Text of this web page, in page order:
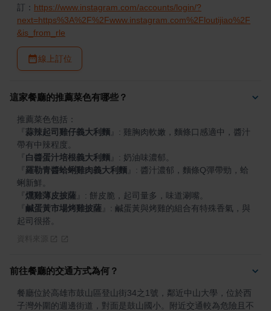
訂： https://www.instagram.com/accounts/login/?
next=https%3A%2F%2Fwww.instagram.com%2Floutijiao%2F
&is_from_rle
線上訂位
這家餐廳的推薦菜色有哪些？
蒜辣起司雞仔義大利麵
: 雞胸肉軟嫩，麵條口感適中，醬汁
白醬蛋汁培根義大利麵
羅勒青醬蛤蜊雞肉義大利麵
: 醬汁濃郁，麵條Q彈帶勁，蛤
燻雞薄皮披薩
鹹蛋黃市場烤雞披薩
: 鹹蛋黃與烤雞的組合有特殊香氣，與
起司很搭。
前往餐廳的交通方式為何？
餐廳位於高雄市鼓山區登山街34之1號，鄰近中山大學，位於西
子灣外圍的週邊街道，對面是鼓山國小。附近交通較為危險且不